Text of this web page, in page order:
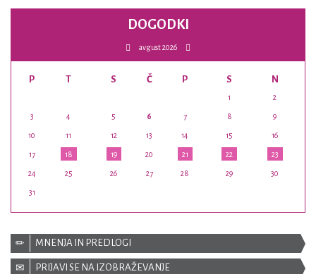
DOGODKI
avgust 2026
P T S Č P S N
1 2
3 4 5 6 7 8 9
10 11 12 13 14 15 16
17 18 19 20 21 22 23
24 25 26 27 28 29 30
31
MNENJA IN PREDLOGI
PRIJAVI SE NA IZOBRAŽEVANJE